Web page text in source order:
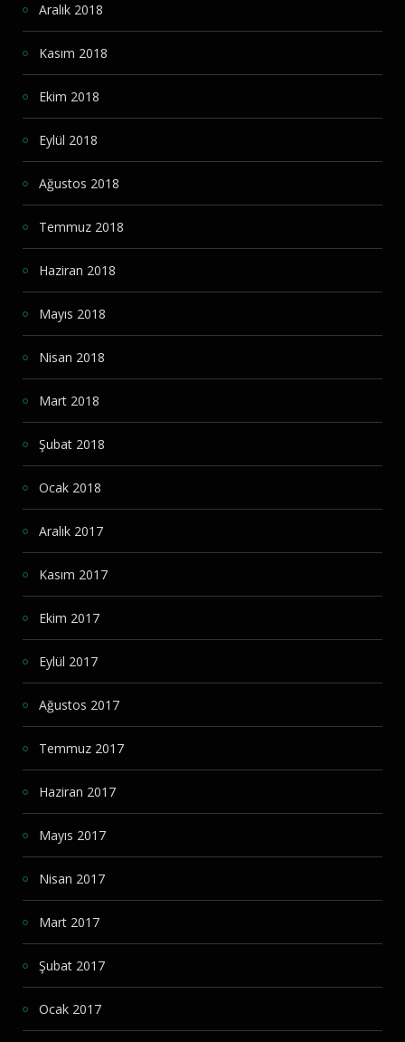
Aralık 2018
Kasım 2018
Ekim 2018
Eylül 2018
Ağustos 2018
Temmuz 2018
Haziran 2018
Mayıs 2018
Nisan 2018
Mart 2018
Şubat 2018
Ocak 2018
Aralık 2017
Kasım 2017
Ekim 2017
Eylül 2017
Ağustos 2017
Temmuz 2017
Haziran 2017
Mayıs 2017
Nisan 2017
Mart 2017
Şubat 2017
Ocak 2017